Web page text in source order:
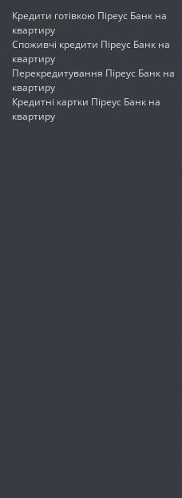
Кредити готівкою Піреус Банк на
квартиру
Споживчі кредити Піреус Банк на
квартиру
Перекредитування Піреус Банк на
квартиру
Кредитні картки Піреус Банк на
квартиру